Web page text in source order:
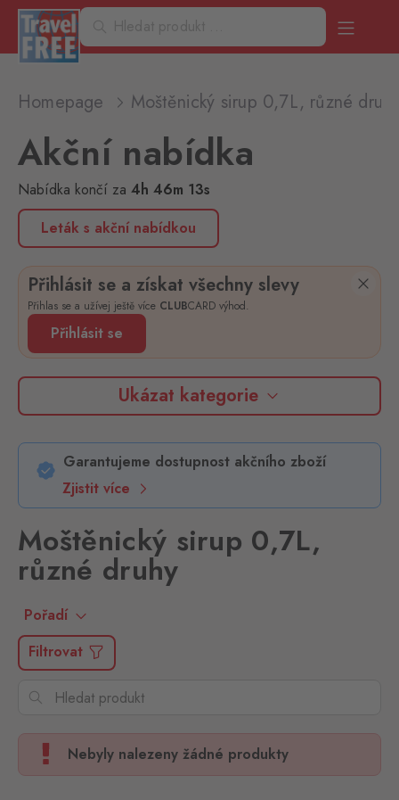
Homepage Moštěnický sirup 0,7L, různé
Akční nabídka
Nabídka končí za 4h 46m 12s
Leták s akční nabídkou
Přihlásit se a získat všechny slevy
Přihlas se a užívej ještě více CLUBCARD výhod.
Přihlásit se
Ukázat kategorie
Garantujeme dostupnost akčního zboží
Zjistit více
Moštěnický sirup 0,7L,
různé druhy
Pořadí
Filtrovat
Nebyly nalezeny žádné produkty